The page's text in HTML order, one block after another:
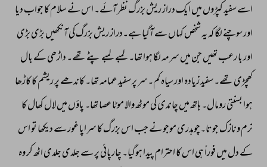
اسے سفید کپڑوں میں ایک دراز ریش بزرگ نظر آئے۔ اس نے سلام کا جواب دیا
اور سوچنے لگا کہ یہ شخص کہاں سے آگیا ہے۔دراز ریش بزرگ کی آنکھیں بڑی بڑی
اور با رعب تھیں جن میں سرمہ لگا ہوا تھا۔ لمبے لمبے پٹے تھے۔ داڑھی کے بال
کھچڑی تھے۔ سفید زیادہ اور سیاہ کم۔سر پر سفید عمامہ تھا۔ کاندھے پر ریشم کا کاڑھا
ہوا بسنتی رومال۔ ہاتھ میں چاندی کی موٹھ والا موٹا عصا تھا۔ پاؤں میں لال کھال کا
نرم ونازک جوتا۔چوہدری موجو نے جب اس بزرگ کا سراپا غور سے دیکھا تو اس
کے دل میں فوراً ہی اس کا احترام پیدا ہوگیا۔ چارپائی پر سے جلدی جلدی اٹھ کر وہ